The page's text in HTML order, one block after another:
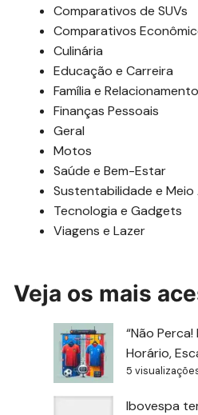
Comparativos de SUVs
Comparativos
Culinária
Educação e Carreira
Família e
Finanças Pessoais
Geral
Motos
Saúde e Bem-Estar
Sustentabilidade e Meio
Tecnologia e Gadgets
Viagens e Lazer
Veja os mais
“Não
Horário,
5
Ibovespa